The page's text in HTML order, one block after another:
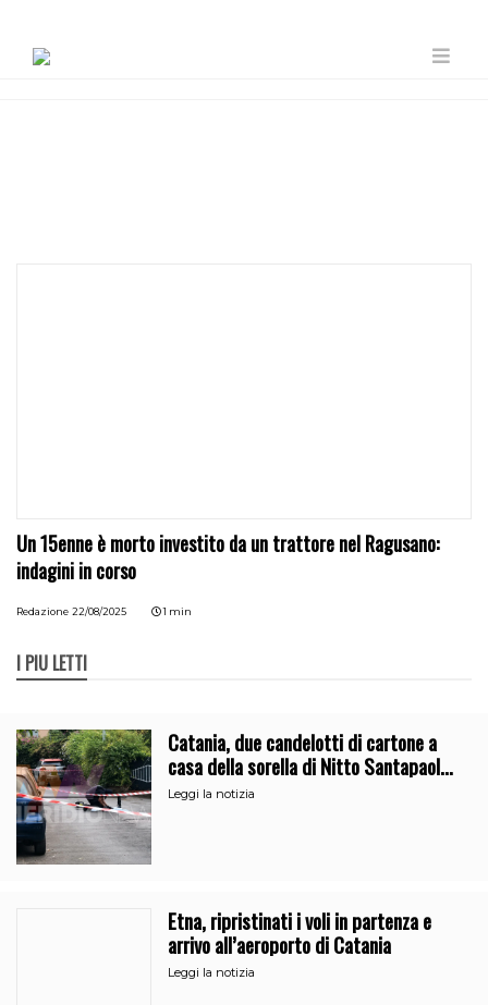
Un 15enne è morto investito da un trattore nel Ragusano:
indagini in corso
Redazione 22/08/2025 1 min
I PIÙ LETTI
Catania, due candelotti di cartone a
casa della sorella di Nitto Santapaola.
Le indagini
Leggi la notizia
Etna, ripristinati i voli in partenza e
arrivo all’aeroporto di Catania
Leggi la notizia